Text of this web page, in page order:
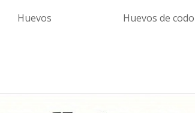
Huevos
Huevos de